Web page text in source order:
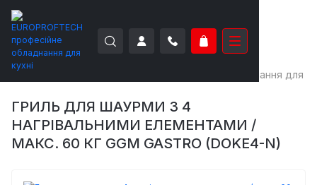
EUROPROFTECH Обладнання для
ГРИЛЬ ДЛЯ ШАУРМИ З 4
НАГРІВАЛЬНИМИ ЕЛЕМЕНТАМИ /
МАКС. 60 КГ GGM GASTRO (DOKE4-N)